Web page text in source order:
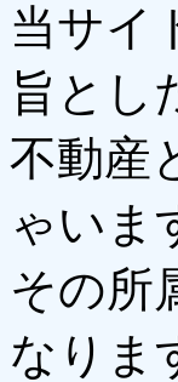
当サイ
旨とし
不動産
ゃいま
その所
なりま